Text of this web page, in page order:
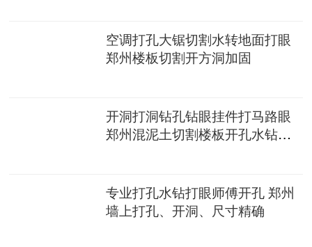
空调打孔大锯切割水转地面打眼
郑州楼板切割开方洞加固
开洞打洞钻孔钻眼挂件打马路眼
郑州混泥土切割楼板开孔水钻洗
专业打孔水钻打眼师傅开孔 郑州
墙上打孔、开洞、尺寸精确